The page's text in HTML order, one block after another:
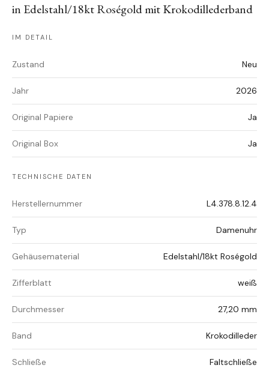
in Edelstahl/18kt Roségold mit Krokodillederband
IM DETAIL
Zustand Neu
Jahr 2026
Original Papiere Ja
Original Box Ja
TECHNISCHE DATEN
Herstellernummer L4.378.8.12.4
Typ Damenuhr
Gehäusematerial Edelstahl/18kt Roségold
Zifferblatt weiß
Durchmesser 27,20 mm
Band Krokodilleder
Schließe Faltschließe